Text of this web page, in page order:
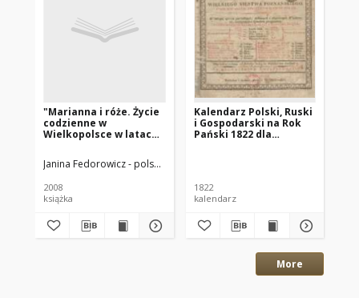
"Marianna i róże. Życie
codzienne w
Wielkopolsce w latach
rodzinnej"
Janina Fedorowicz - polska pisarka
2008
książka
Kalendarz Polski, Ruski
i Gospodarski na Rok
Pański 1822 dla
dni 365
1822
kalendarz
More